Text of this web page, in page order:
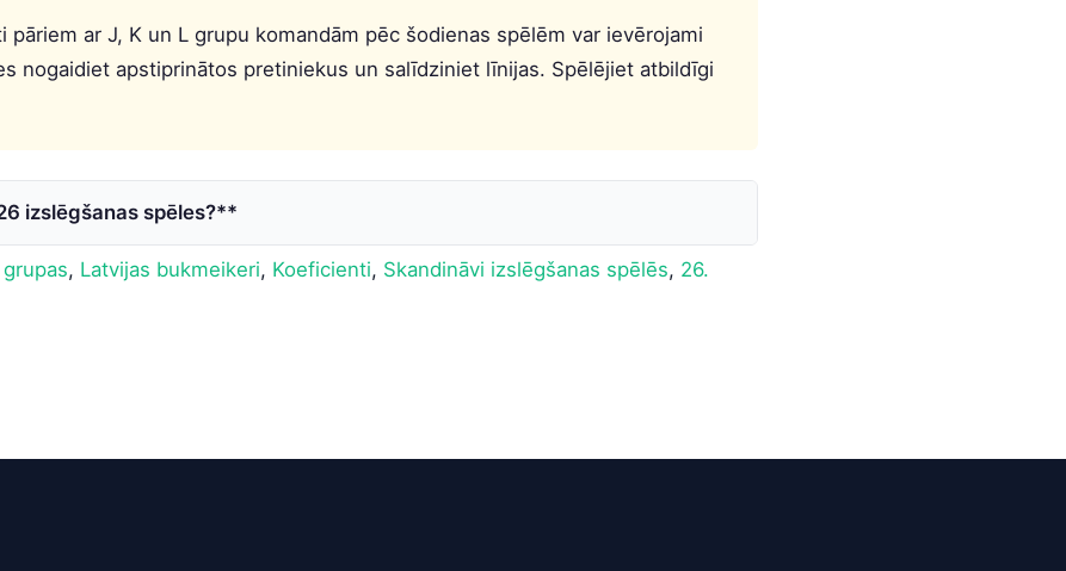
pāriem ar J, K un L grupu komandām pēc šodienas spēlēm var ievērojami
nogaidiet apstiprinātos pretiniekus un salīdziniet līnijas. Spēlējiet atbildīgi
izslēgšanas spēles?**
, Latvijas bukmeikeri, Koeficienti, Skandināvi izslēgšanas spēlēs, 26.